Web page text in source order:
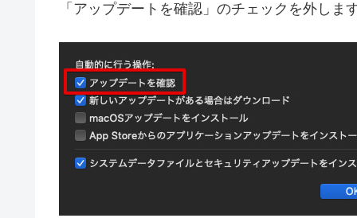
「アップデートを確認」のチェックを外しま